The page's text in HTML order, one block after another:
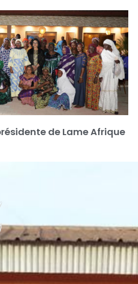
de Lame Afrique